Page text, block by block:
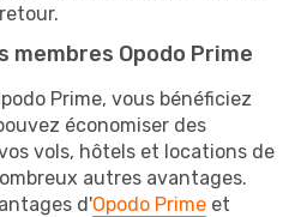
membres Opodo Prime
Prime, vous bénéficiez
économiser des
vols, hôtels et locations de
autres avantages.
d'Opodo Prime et